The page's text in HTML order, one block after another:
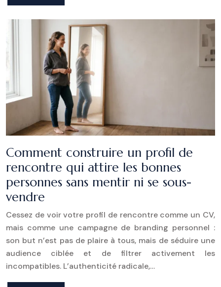
Comment construire un profil de
rencontre qui attire les bonnes
personnes sans mentir ni se sous-
vendre
Cessez de voir votre profil de rencontre comme un CV,
mais comme une campagne de branding personnel :
son but n’est pas de plaire à tous, mais de séduire une
audience ciblée et de filtrer activement les
incompatibles. L’authenticité radicale,…